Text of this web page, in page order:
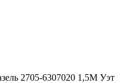
2705-6307020 1,5М Уэт